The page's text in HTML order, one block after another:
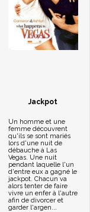
Jackpot
Un homme et une
femme découvrent
qu'ils se sont mariés
lors d'une nuit de
débauche à Las
Vegas. Une nuit
pendant laquelle l'un
d'entre eux a gagné le
jackpot. Chacun va
alors tenter de faire
vivre un enfer à l'autre
afin de divorcer et
garder l'argen...